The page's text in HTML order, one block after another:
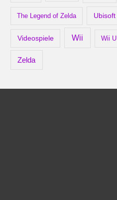
The Legend of Zelda Ubisoft
Videospiele Wii Wii U
Zelda